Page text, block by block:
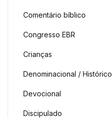
Comentário bíblico
Congresso EBR
Crianças
Denominacional / Histórico
Devocional
Discipulado